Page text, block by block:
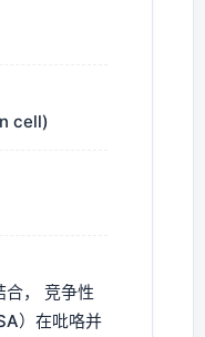
cell)
合， 竞争性
）在吡咯并